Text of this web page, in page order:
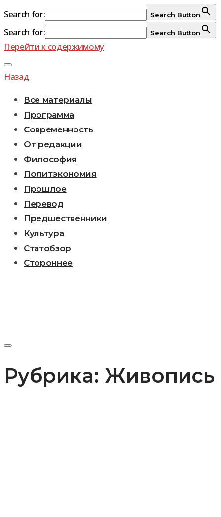
Search for: Search Button
Search for: Search Button
Перейти к содержимому
Назад
Все материалы
Программа
Современность
От редакции
Философия
Политэкономия
Прошлое
Перевод
Предшественники
Культура
Статобзор
Стороннее
Рубрика: Живопись